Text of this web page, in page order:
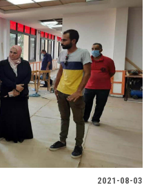
2021-08-03